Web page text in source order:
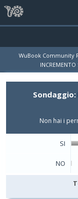
WuBook Community
Non hai i
SI
NO